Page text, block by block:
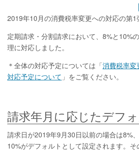
2019年10月の消費税率変更への対応の第1
定期請求・分割請求において、8%と10%
理に対応しました。
＊全体の対応予定については「消費税率変
対応予定について 」をご覧ください。
請求年月に応じたデフ
請求日が2019年9月30日以前の場合は8%
10%がデフォルトとして設定されます。